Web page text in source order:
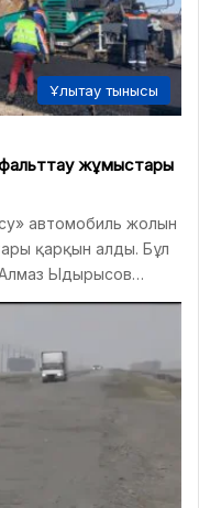
Ұлытау тынысы
жұмыстары
автомобиль жолын
қарқын алды. Бұл
Алмаз Ыдырысов…